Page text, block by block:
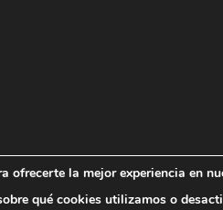
ofrecerte la mejor experiencia en
qué cookies utilizamos o